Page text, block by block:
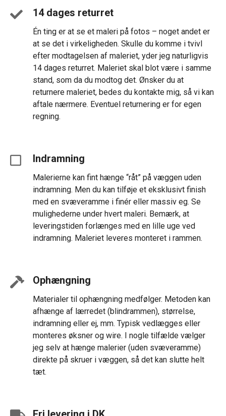
14 dages returret
Én ting er at se et maleri på fotos – noget andet er
at se det i virkeligheden. Skulle du komme i tvivl
efter modtagelsen af maleriet, yder jeg naturligvis
14 dages returret. Maleriet skal blot være i samme
stand, som da du modtog det. Ønsker du at
returnere maleriet, bedes du kontakte mig, så vi kan
aftale nærmere. Eventuel returnering er for egen
regning.
Indramning
Malerierne kan fint hænge “råt” på væggen uden
indramning. Men du kan tilføje et eksklusivt finish
med en svæveramme i finér eller massiv eg. Se
mulighederne under hvert maleri. Bemærk, at
leveringstiden forlænges med en lille uge ved
indramning. Maleriet leveres monteret i rammen.
Ophængning
Materialer til ophængning medfølger. Metoden kan
afhænge af lærredet (blindrammen), størrelse,
indramning eller ej, mm. Typisk vedlægges eller
monteres øksner og wire. I nogle tilfælde vælger
jeg selv at hænge malerier (uden svæveramme)
direkte på skruer i væggen, så det kan slutte helt
tæt.